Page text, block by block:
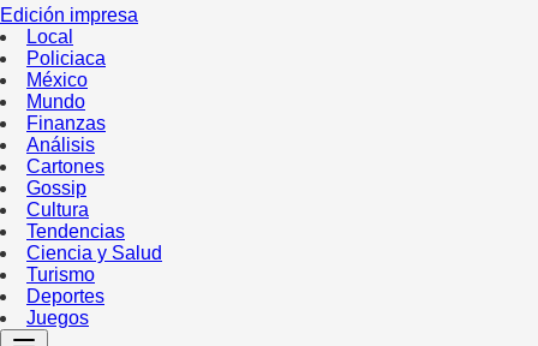
Edición impresa
Local
Policiaca
México
Mundo
Finanzas
Análisis
Cartones
Gossip
Cultura
Tendencias
Ciencia y Salud
Turismo
Deportes
Juegos